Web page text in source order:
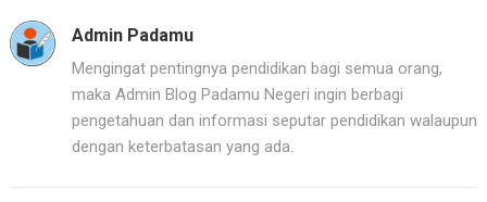
Admin Padamu
Mengingat pentingnya pendidikan bagi semua orang,
maka Admin Blog Padamu Negeri ingin berbagi
pengetahuan dan informasi seputar pendidikan walaupun
dengan keterbatasan yang ada.